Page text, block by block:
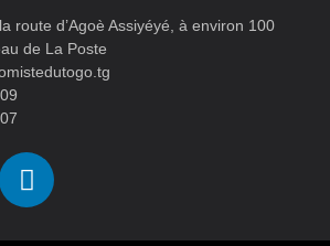
route d’Agoè Assiyéyé, à environ 100
de La Poste